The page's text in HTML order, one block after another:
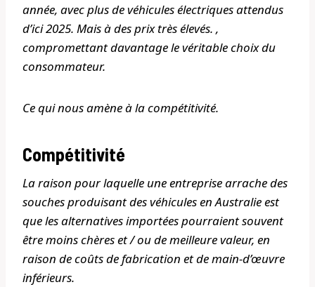
année, avec plus de véhicules électriques attendus
d’ici 2025. Mais à des prix très élevés. ,
compromettant davantage le véritable choix du
consommateur.
Ce qui nous amène à la compétitivité.
Compétitivité
La raison pour laquelle une entreprise arrache des
souches produisant des véhicules en Australie est
que les alternatives importées pourraient souvent
être moins chères et / ou de meilleure valeur, en
raison de coûts de fabrication et de main-d’œuvre
inférieurs.